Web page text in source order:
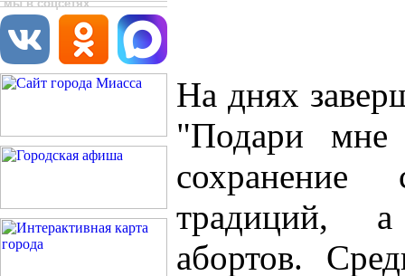
мы в соцсетях
На днях
"Подари мне
традиций, а
абортов.